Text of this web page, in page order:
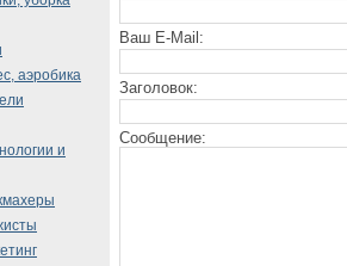
Ваш E-Mail:
Заголовок:
Сообщение:
аэробика
и